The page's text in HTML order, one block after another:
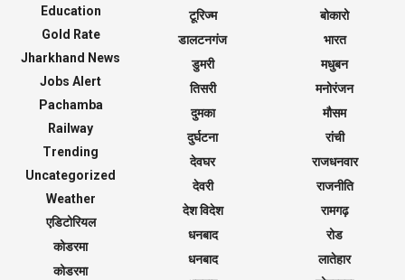
Education
Gold Rate
Jharkhand News
Jobs Alert
Pachamba
Railway
Trending
Uncategorized
Weather
एडिटोरियल
कोडरमा
कोडरमा
टूरिज्म
डालटनगंज
डुमरी
तिसरी
दुमका
दुर्घटना
देवघर
देवरी
देश विदेश
धनबाद
धनबाद
बोकारो
भारत
मधुबन
मनोरंजन
मौसम
रांची
राजधनवार
राजनीति
रामगढ़
रोड
लातेहार